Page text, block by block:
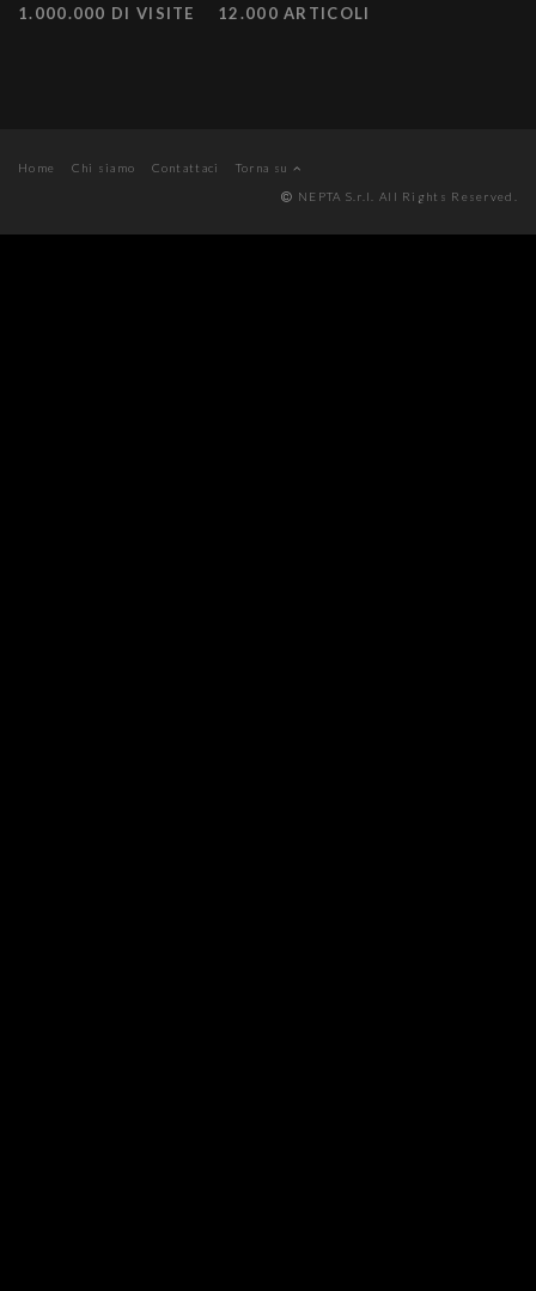
1.000.000 DI VISITE 12.000 ARTICOLI
Home Chi siamo Contattaci
Torna su
NEPTA S.r.l. All Rights Reserved.